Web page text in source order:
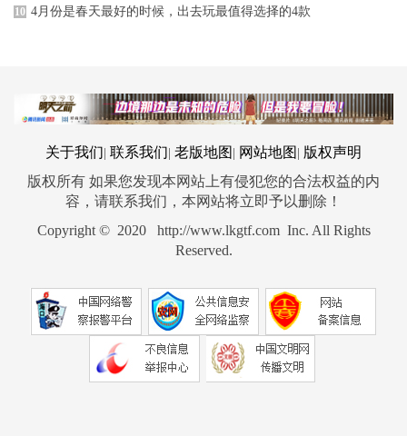
10 4月份是春天最好的时候，出去玩最值得选择的4款
关于我们 联系我们 老版地图 网站地图
版权声明
版权所有 如果您发现本网站上有侵犯您的合法权益的内
容，请联系我们，本网站将立即予以删除！
Copyright © 2020 http://www.lkgtf.com Inc. All Rights
Reserved.